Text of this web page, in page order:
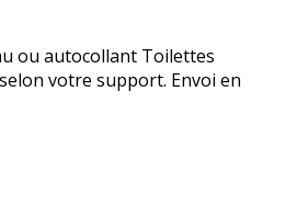
ou autocollant Toilettes
votre support. Envoi en